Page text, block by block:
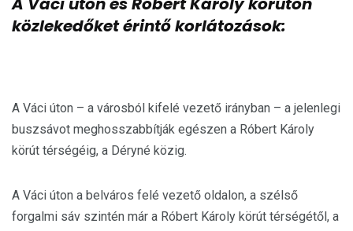
közlekedőket érintő korlátozások:
A Váci úton – a városból kifelé vezető irányban – a jelenlegi
buszsávot meghosszabbítják egészen a Róbert Károly
körút térségéig, a Déryné közig.
A Váci úton a belváros felé vezető oldalon, a szélső
forgalmi sáv szintén már a Róbert Károly körút térségétől, a